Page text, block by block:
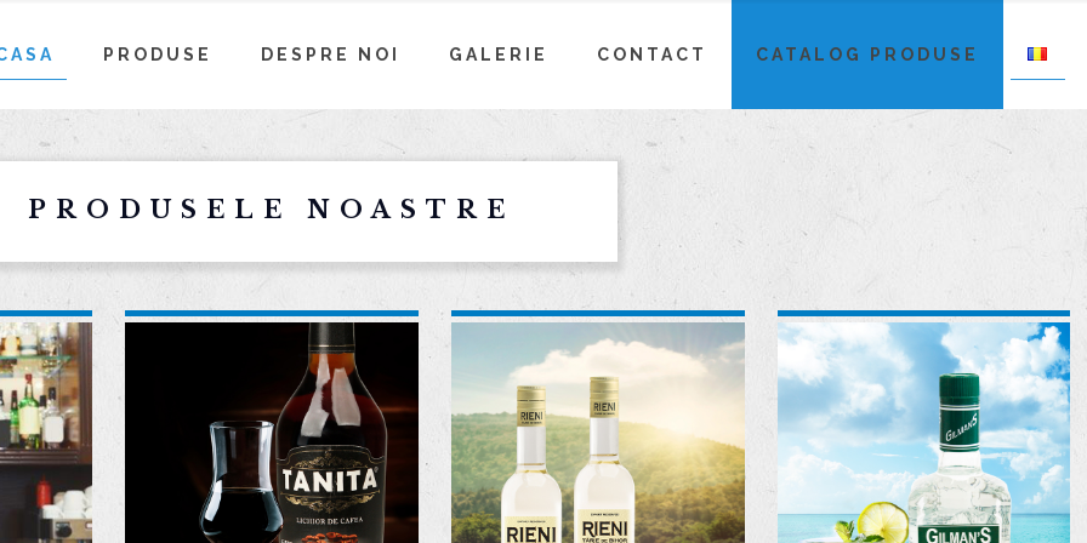
PRODUSE DESPRE NOI GALERIE CONTACT CATALOG PRODUSE
PRODUSELE NOASTRE